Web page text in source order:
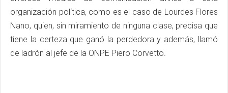
organización política, como es el caso de Lourdes Flores
Nano, quien, sin miramiento de ninguna clase, precisa que
tiene la certeza que ganó la perdedora y además, llamó
de ladrón al jefe de la ONPE Piero Corvetto.